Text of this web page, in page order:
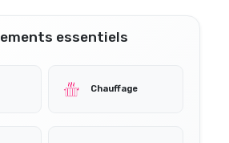
essentiels
Chauffage